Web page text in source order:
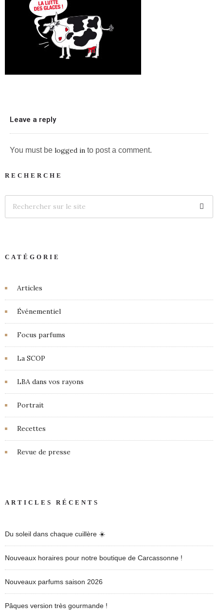
Leave a reply
You must be logged in to post a comment.
RECHERCHE
CATÉGORIE
Articles
Événementiel
Focus parfums
La SCOP
LBA dans vos rayons
Portrait
Recettes
Revue de presse
ARTICLES RÉCENTS
Du soleil dans chaque cuillère ☀️
Nouveaux horaires pour notre boutique de Carcassonne !
Nouveaux parfums saison 2026
Pâques version très gourmande !